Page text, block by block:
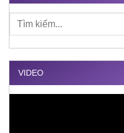
VIDEO